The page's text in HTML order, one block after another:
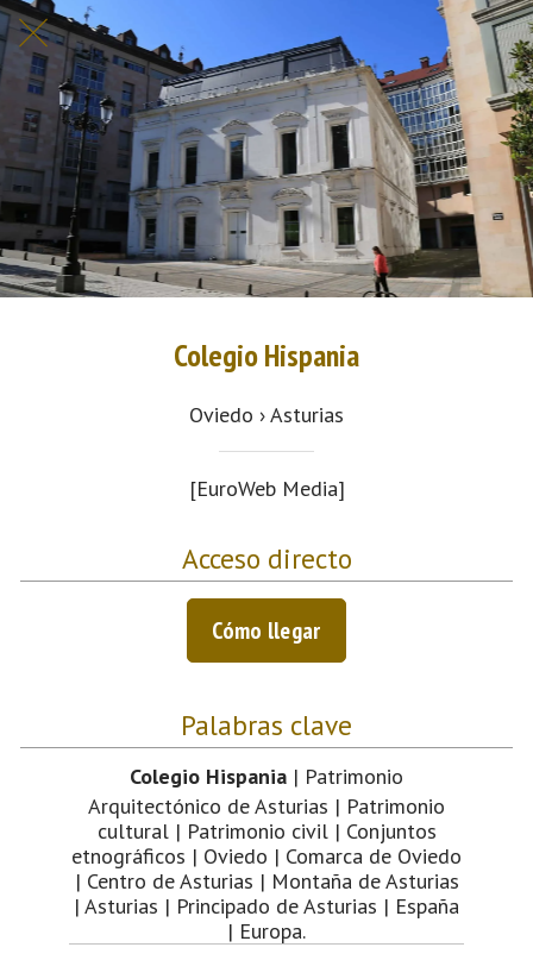
Colegio Hispania
Oviedo › Asturias
[EuroWeb Media]
Acceso directo
Cómo llegar
Palabras clave
Colegio Hispania | Patrimonio
Arquitectónico de Asturias | Patrimonio
cultural | Patrimonio civil | Conjuntos
etnográficos | Oviedo | Comarca de Oviedo
| Centro de Asturias | Montaña de Asturias
| Asturias | Principado de Asturias | España
| Europa.